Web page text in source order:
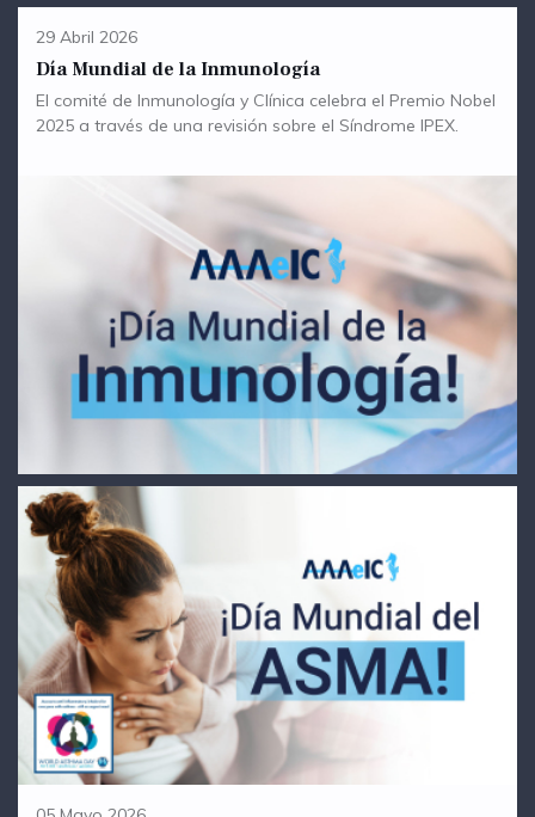
29 Abril 2026
Día Mundial de la Inmunología
El comité de Inmunología y Clínica celebra el Premio Nobel
2025 a través de una revisión sobre el Síndrome IPEX.